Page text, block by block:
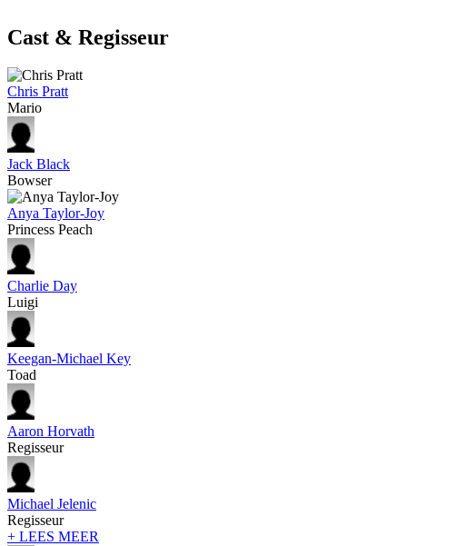
Cast & Regisseur
Chris Pratt
Mario
Jack Black
Bowser
Anya Taylor-Joy
Princess Peach
Charlie Day
Luigi
Keegan-Michael Key
Toad
Aaron Horvath
Regisseur
Michael Jelenic
Regisseur
+ LEES MEER